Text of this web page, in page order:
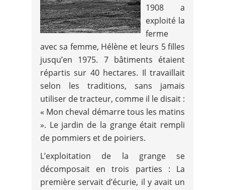
1908 a
exploité la
ferme
avec sa femme, Hélène et leurs 5 filles
jusqu’en 1975. 7 bâtiments étaient
répartis sur 40 hectares. Il travaillait
selon les traditions, sans jamais
utiliser de tracteur, comme il le disait :
« Mon cheval démarre tous les matins
». Le jardin de la grange était rempli
de pommiers et de poiriers.
L’exploitation de la grange se
décomposait en trois parties : La
première servait d’écurie, il y avait un